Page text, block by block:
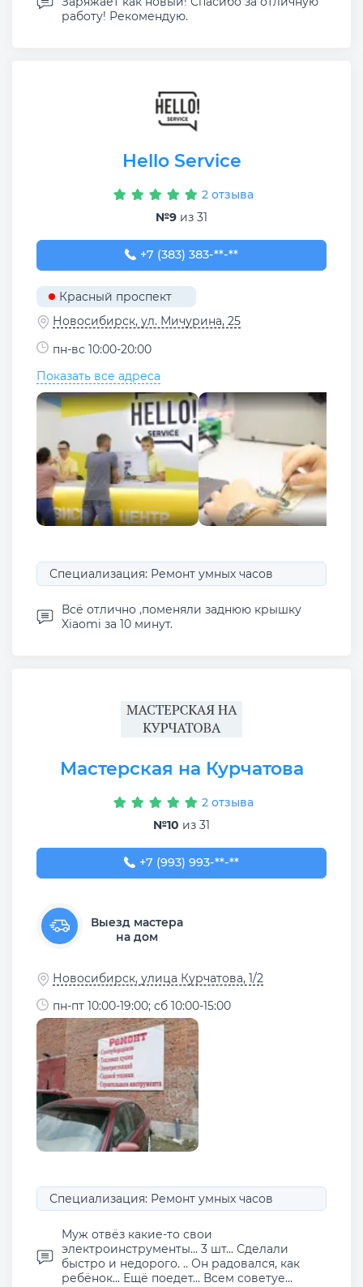
работу! Рекомендую.
Hello Service
2 отзыва
№9 из 31
+7 (383) 383-26-43
+7 (383) 383-**-**
Красный проспект
Новосибирск, ул. Мичурина, 25
пн-вс 10:00-20:00
Показать все адреса
Специализация: Ремонт умных часов
Всё отлично ,поменяли заднюю крышку
Xiaomi за 10 минут.
Мастерская на Курчатова
2 отзыва
№10 из 31
+7 (993) 993-54-53
+7 (993) 993-**-**
Выезд мастера
на дом
Новосибирск, улица Курчатова, 1/2
пн-пт 10:00-19:00; сб 10:00-15:00
Специализация: Ремонт умных часов
Муж отвёз какие-то свои
электроинструменты... 3 шт... Сделали
быстро и недорого. .. Он радовался, как
ребёнок... Ещё поедет... Всем советуе...